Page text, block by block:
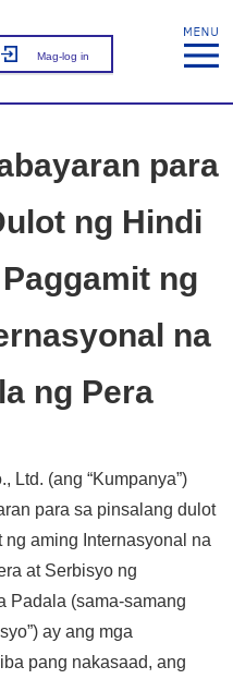
Mag-log in
para
ng Hindi
ng
na
ng Pera
Ltd. (ang “Kumpanya”)
para sa pinsalang dulot
aming Internasyonal na
at Serbisyo ng
Padala (sama-samang
ay ang mga
pang nakasaad, ang